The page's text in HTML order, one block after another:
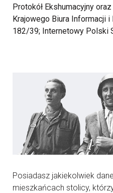
Protokół Ekshumacyjny
Krajowego Biura Informacji
182/39; Internetowy Polski
Posiadasz jakiekolwiek
mieszkańcach stolicy,